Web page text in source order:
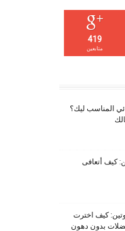
419
متابعين
المناسب ليك؟
كيف أتعافى
كيف اخترت
بدون دهون